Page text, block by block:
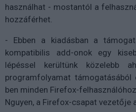
használhat - mostantól a
hozzáférhet.
- Ebben a kiadásban a
kompatibilis add-onok egy
lépéssel kerültünk közelebb
programfolyamat
ben minden Firefox-
Nguyen, a Firefox-csapat vezetője